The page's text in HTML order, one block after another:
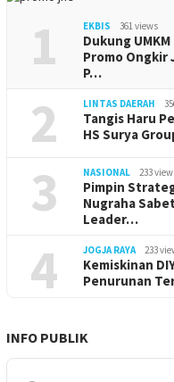
1 EKBIS 361 views
Dukung
Promo Ongkir
P…
2 LINTAS DAERAH
Tangis Haru
HS Surya
3 NASIONAL 233
Pimpin
Nugraha
Leader…
4 JOGJA RAYA 233
Kemiskinan
Penurunan
INFO PUBLIK